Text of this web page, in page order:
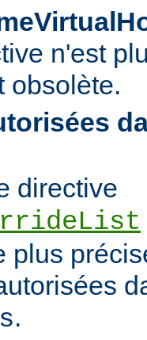
n'est
obsolète.
directive
plus
.